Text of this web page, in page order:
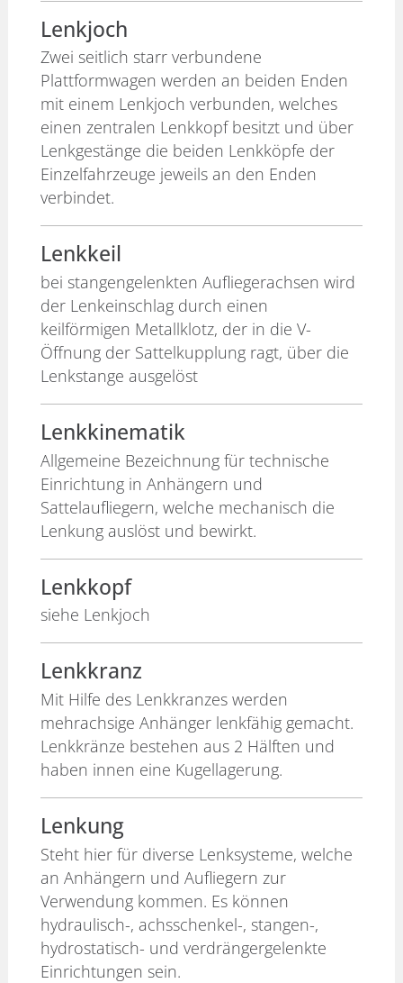
Lenkjoch
Zwei seitlich starr verbundene
Plattformwagen werden an beiden Enden
mit einem Lenkjoch verbunden, welches
einen zentralen Lenkkopf besitzt und über
Lenkgestänge die beiden Lenkköpfe der
Einzelfahrzeuge jeweils an den Enden
verbindet.
Lenkkeil
bei stangengelenkten Aufliegerachsen wird
der Lenkeinschlag durch einen
keilförmigen Metallklotz, der in die V-
Öffnung der Sattelkupplung ragt, über die
Lenkstange ausgelöst
Lenkkinematik
Allgemeine Bezeichnung für technische
Einrichtung in Anhängern und
Sattelaufliegern, welche mechanisch die
Lenkung auslöst und bewirkt.
Lenkkopf
siehe Lenkjoch
Lenkkranz
Mit Hilfe des Lenkkranzes werden
mehrachsige Anhänger lenkfähig gemacht.
Lenkkränze bestehen aus 2 Hälften und
haben innen eine Kugellagerung.
Lenkung
Steht hier für diverse Lenksysteme, welche
an Anhängern und Aufliegern zur
Verwendung kommen. Es können
hydraulisch-, achsschenkel-, stangen-,
hydrostatisch- und verdrängergelenkte
Einrichtungen sein.